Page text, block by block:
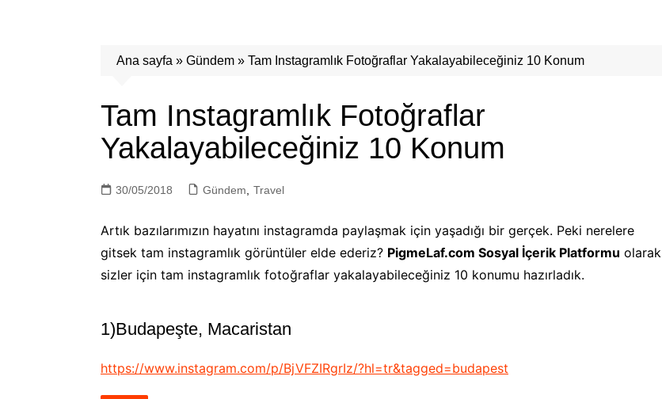
Ana sayfa » Gündem » Tam Instagramlık Fotoğraflar Yakalayabileceğiniz 10 Konum
Tam Instagramlık Fotoğraflar
Yakalayabileceğiniz 10 Konum
30/05/2018 Gündem Travel
Artık bazılarımızın hayatını instagramda paylaşmak için yaşadığı bir gerçek. Peki nerelere
gitsek tam instagramlık görüntüler elde ederiz? PigmeLaf.com Sosyal İçerik Platformu olarak
sizler için tam instagramlık fotoğraflar yakalayabileceğiniz 10 konumu hazırladık.
1)Budapeşte, Macaristan
https://www.instagram.com/p/BjVFZIRgrIz/?hl=tr&tagged=budapest